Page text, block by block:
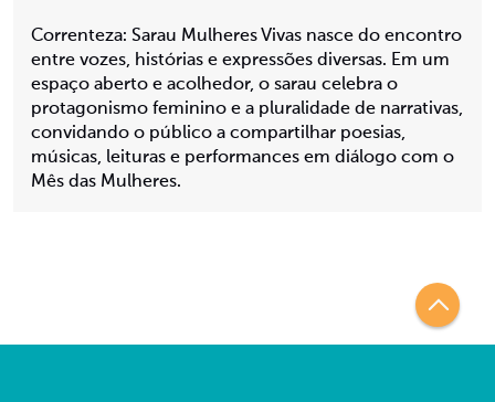
Correnteza: Sarau Mulheres Vivas nasce do encontro
entre vozes, histórias e expressões diversas. Em um
espaço aberto e acolhedor, o sarau celebra o
protagonismo feminino e a pluralidade de narrativas,
convidando o público a compartilhar poesias,
músicas, leituras e performances em diálogo com o
Mês das Mulheres.